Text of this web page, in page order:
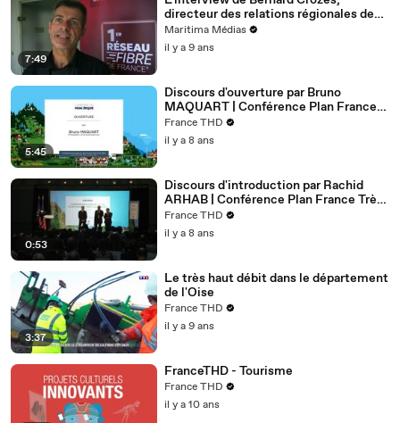
7:49
directeur des relations régionales de
SFR.
Maritima Médias
il y a 9 ans
5:45
Discours d'ouverture par Bruno
MAQUART | Conférence Plan France
Très Haut Débit (4ème
édition)2_Ouverture bruno Maquart
France THD
il y a 8 ans
0:53
Discours d'introduction par Rachid
ARHAB | Conférence Plan France Très
Haut Débit (4ème édition)
France THD
il y a 8 ans
3:37
Le très haut débit dans le département
de l'Oise
France THD
il y a 9 ans
FranceTHD - Tourisme
France THD
il y a 10 ans